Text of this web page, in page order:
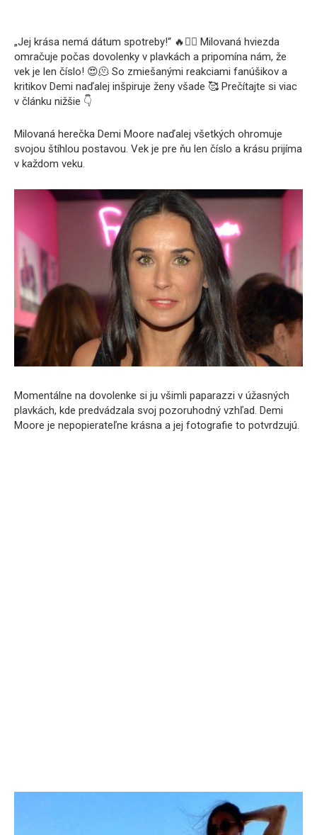
„Jej krása nemá dátum spotreby!“ 🔥❤️‍🔥 Milovaná hviezda
omračuje počas dovolenky v plavkách a pripomína nám, že
vek je len číslo! 😍🫠 So zmiešanými reakciami fanúšikov a
kritikov Demi naďalej inšpiruje ženy všade 🥰 Prečítajte si viac
v článku nižšie 👇
Milovaná herečka Demi Moore naďalej všetkých ohromuje
svojou štíhlou postavou. Vek je pre ňu len číslo a krásu prijíma
v každom veku.
Momentálne na dovolenke si ju všimli paparazzi v úžasných
plavkách, kde predvádzala svoj pozoruhodný vzhľad. Demi
Moore je nepopierateľne krásna a jej fotografie to potvrdzujú.